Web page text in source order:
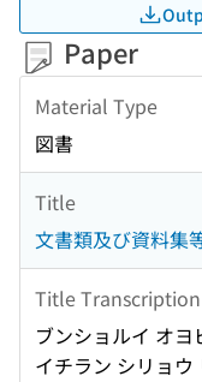
Paper
Material Type
図書
Title
文書類及び資料集
Title Transcription
ブンショルイ オ
イチラン シリョウ